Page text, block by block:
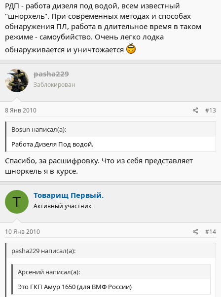
РДП - работа дизеля под водой, всем известный
"шнорхель". При современных методах и способах
обнаружения ПЛ, работа в длительное время в таком
режиме - самоубийство. Очень легко лодка
обнаруживается и уничтожается
pasha229
Заблокирован
8 Янв 2010 #13
Bosun написал(а):
Работа Дизеля Под водой.
Спасибо, за расшифровку. Что из себя представляет
шноркель я в курсе.
Т Товарищ Первый.
Активный участник
10 Янв 2010 #14
pasha229 написал(а):
Арсений написал(а):
Это ГКП Амур 1650 (для ВМФ России)